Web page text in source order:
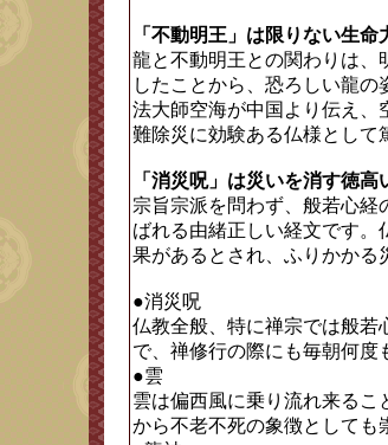
「不動明王」は限りない生
龍と不動明王との関わりは、
したことから、恐ろしい龍
法大師空海が中国より伝え、
難除災に効験ある仏様として
「消災呪」は災いを消す徳高
宗旨宗派を問わず、般若心
ばれる由緒正しい経文です
果があるとされ、ふりかかる
●消災呪
仏教全般、特に禅宗では般若
で、禅修行の際にも毎朝何度
●雲
雲は偏西風に乗り流れ来るこ
から不老不死の象徴としても